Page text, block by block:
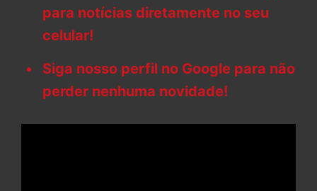
para notícias diretamente no seu
celular!
Siga nosso perfil no Google para não
perder nenhuma novidade!